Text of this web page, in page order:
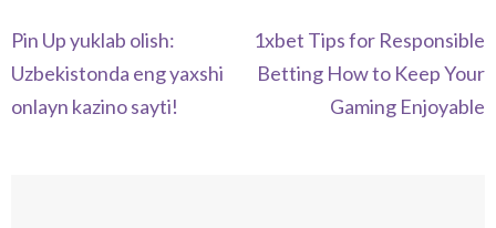
Navegación
de
entradas
Pin Up yuklab olish:
Uzbekistonda eng yaxshi
onlayn kazino sayti!
1xbet Tips for Responsible
Betting How to Keep Your
Gaming Enjoyable